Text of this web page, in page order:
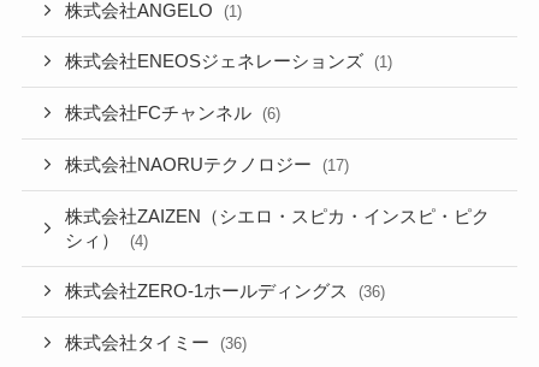
株式会社ANGELO (1)
株式会社ENEOSジェネレーションズ (1)
株式会社FCチャンネル (6)
株式会社NAORUテクノロジー (17)
株式会社ZAIZEN（シエロ・スピカ・インスピ・ピク
シィ）
(4)
株式会社ZERO-1ホールディングス (36)
株式会社タイミー (36)